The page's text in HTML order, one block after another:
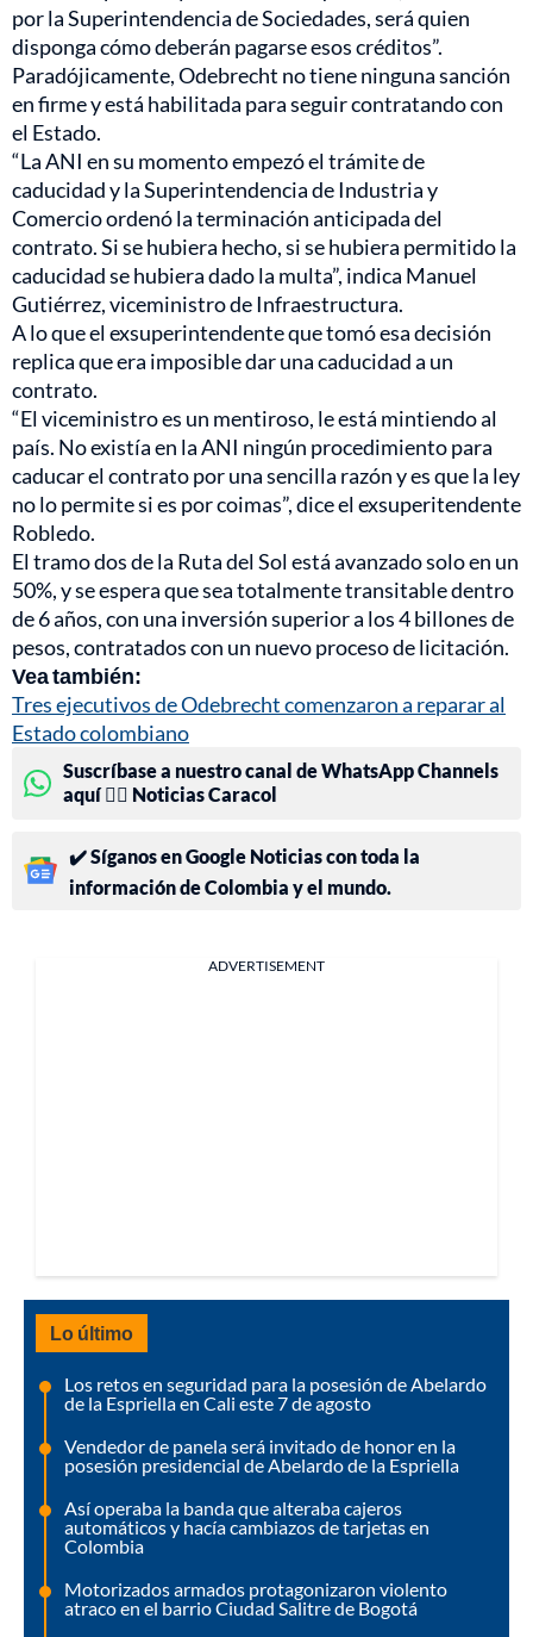
por la Superintendencia de Sociedades, será quien
disponga cómo deberán pagarse esos créditos”.
Paradójicamente, Odebrecht no tiene ninguna sanción
en firme y está habilitada para seguir contratando con
el Estado.
“La ANI en su momento empezó el trámite de
caducidad y la Superintendencia de Industria y
Comercio ordenó la terminación anticipada del
contrato. Si se hubiera hecho, si se hubiera permitido la
caducidad se hubiera dado la multa”, indica Manuel
Gutiérrez, viceministro de Infraestructura.
A lo que el exsuperintendente que tomó esa decisión
replica que era imposible dar una caducidad a un
contrato.
“El viceministro es un mentiroso, le está mintiendo al
país. No existía en la ANI ningún procedimiento para
caducar el contrato por una sencilla razón y es que la ley
no lo permite si es por coimas”, dice el exsuperitendente
Robledo.
El tramo dos de la Ruta del Sol está avanzado solo en un
50%, y se espera que sea totalmente transitable dentro
de 6 años, con una inversión superior a los 4 billones de
pesos, contratados con un nuevo proceso de licitación.
Vea también:
Tres ejecutivos de Odebrecht comenzaron a reparar al
Estado colombiano
Suscríbase a nuestro canal de WhatsApp Channels
aquí 👉🏻 Noticias Caracol
✔️ Síganos en Google Noticias con toda la
información de Colombia y el mundo.
ADVERTISEMENT
Lo último
Los retos en seguridad para la posesión de Abelardo
de la Espriella en Cali este 7 de agosto
Vendedor de panela será invitado de honor en la
posesión presidencial de Abelardo de la Espriella
Así operaba la banda que alteraba cajeros
automáticos y hacía cambiazos de tarjetas en
Colombia
Motorizados armados protagonizaron violento
atraco en el barrio Ciudad Salitre de Bogotá